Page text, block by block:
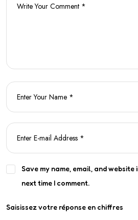
Save my name, email, and
next time I comment.
Saisissez votre réponse en chiffres